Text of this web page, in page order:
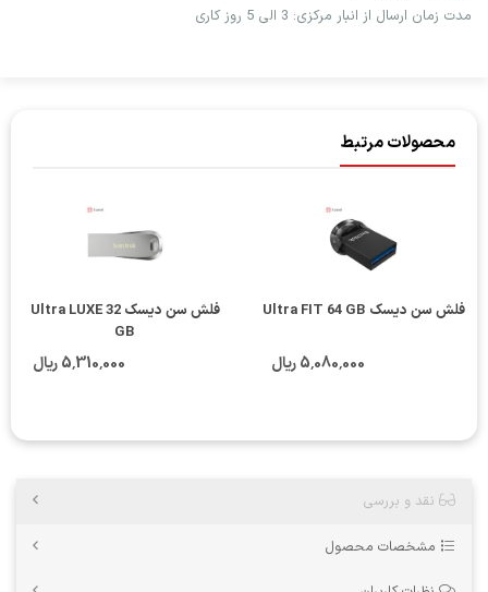
مدت زمان ارسال از انبار مرکزی: 3 الی 5 روز کاری
محصولات مرتبط
فلش سن دیسک Ultra FIT 64 GB
5٬080٬000 ریال
فلش سن دیسک Ultra LUXE 32
GB
5٬310٬000 ریال
نقد و بررسی
مشخصات محصول